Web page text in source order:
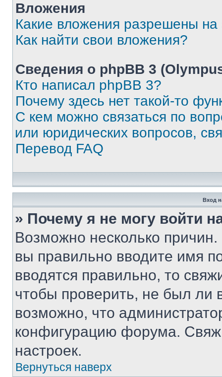
Вложения
Какие вложения разрешены
Как найти свои вложения?
Сведения о phpBB 3
Кто написал phpBB 3?
Почему здесь нет такой-то
С кем можно связаться по
или юридических вопросов,
Перевод FAQ
Вход
» Почему я не могу войти
Возможно несколько
вы правильно вводите имя
вводятся правильно, то
чтобы проверить, не был ли
возможно, что
конфигурацию форума.
настроек.
Вернуться наверх